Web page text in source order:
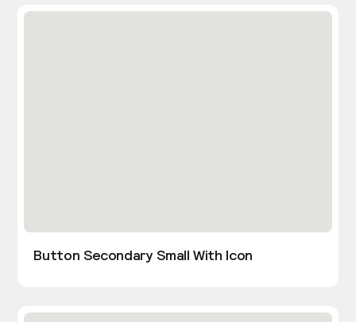
Button Secondary Small With Icon